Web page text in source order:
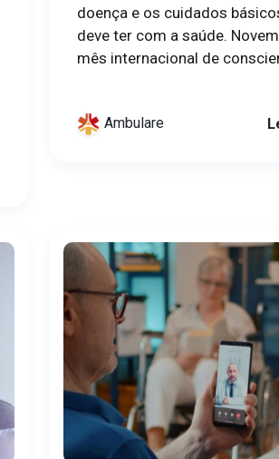
doença e os cuidados
deve ter com a saúde.
mês internacional de
Ambulare